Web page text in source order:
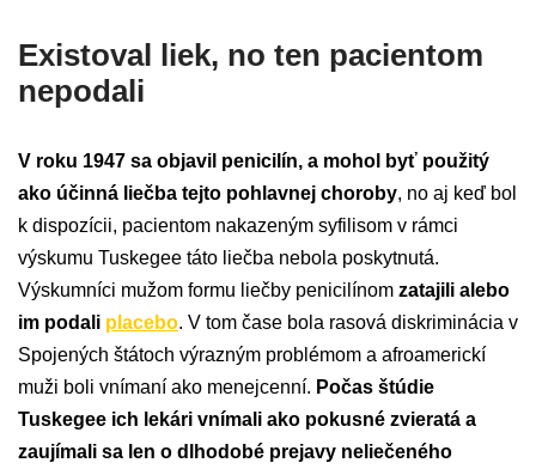
Existoval liek, no ten pacientom
nepodali
V roku 1947 sa objavil penicilín, a mohol byť použitý
ako účinná liečba tejto pohlavnej choroby, no aj keď bol
k dispozícii, pacientom nakazeným syfilisom v rámci
výskumu Tuskegee táto liečba nebola poskytnutá.
Výskumníci mužom formu liečby penicilínom zatajili alebo
im podali placebo. V tom čase bola rasová diskriminácia v
Spojených štátoch výrazným problémom a afroamerickí
muži boli vnímaní ako menejcenní. Počas štúdie
Tuskegee ich lekári vnímali ako pokusné zvieratá a
zaujímali sa len o dlhodobé prejavy neliečeného